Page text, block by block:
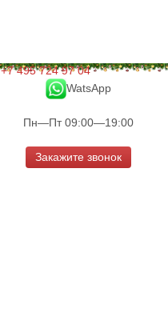
+7 495 724 97 04
WatsApp
Пн—Пт 09:00—19:00
Закажите звонок